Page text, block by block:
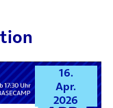
16.
Apr.
2026